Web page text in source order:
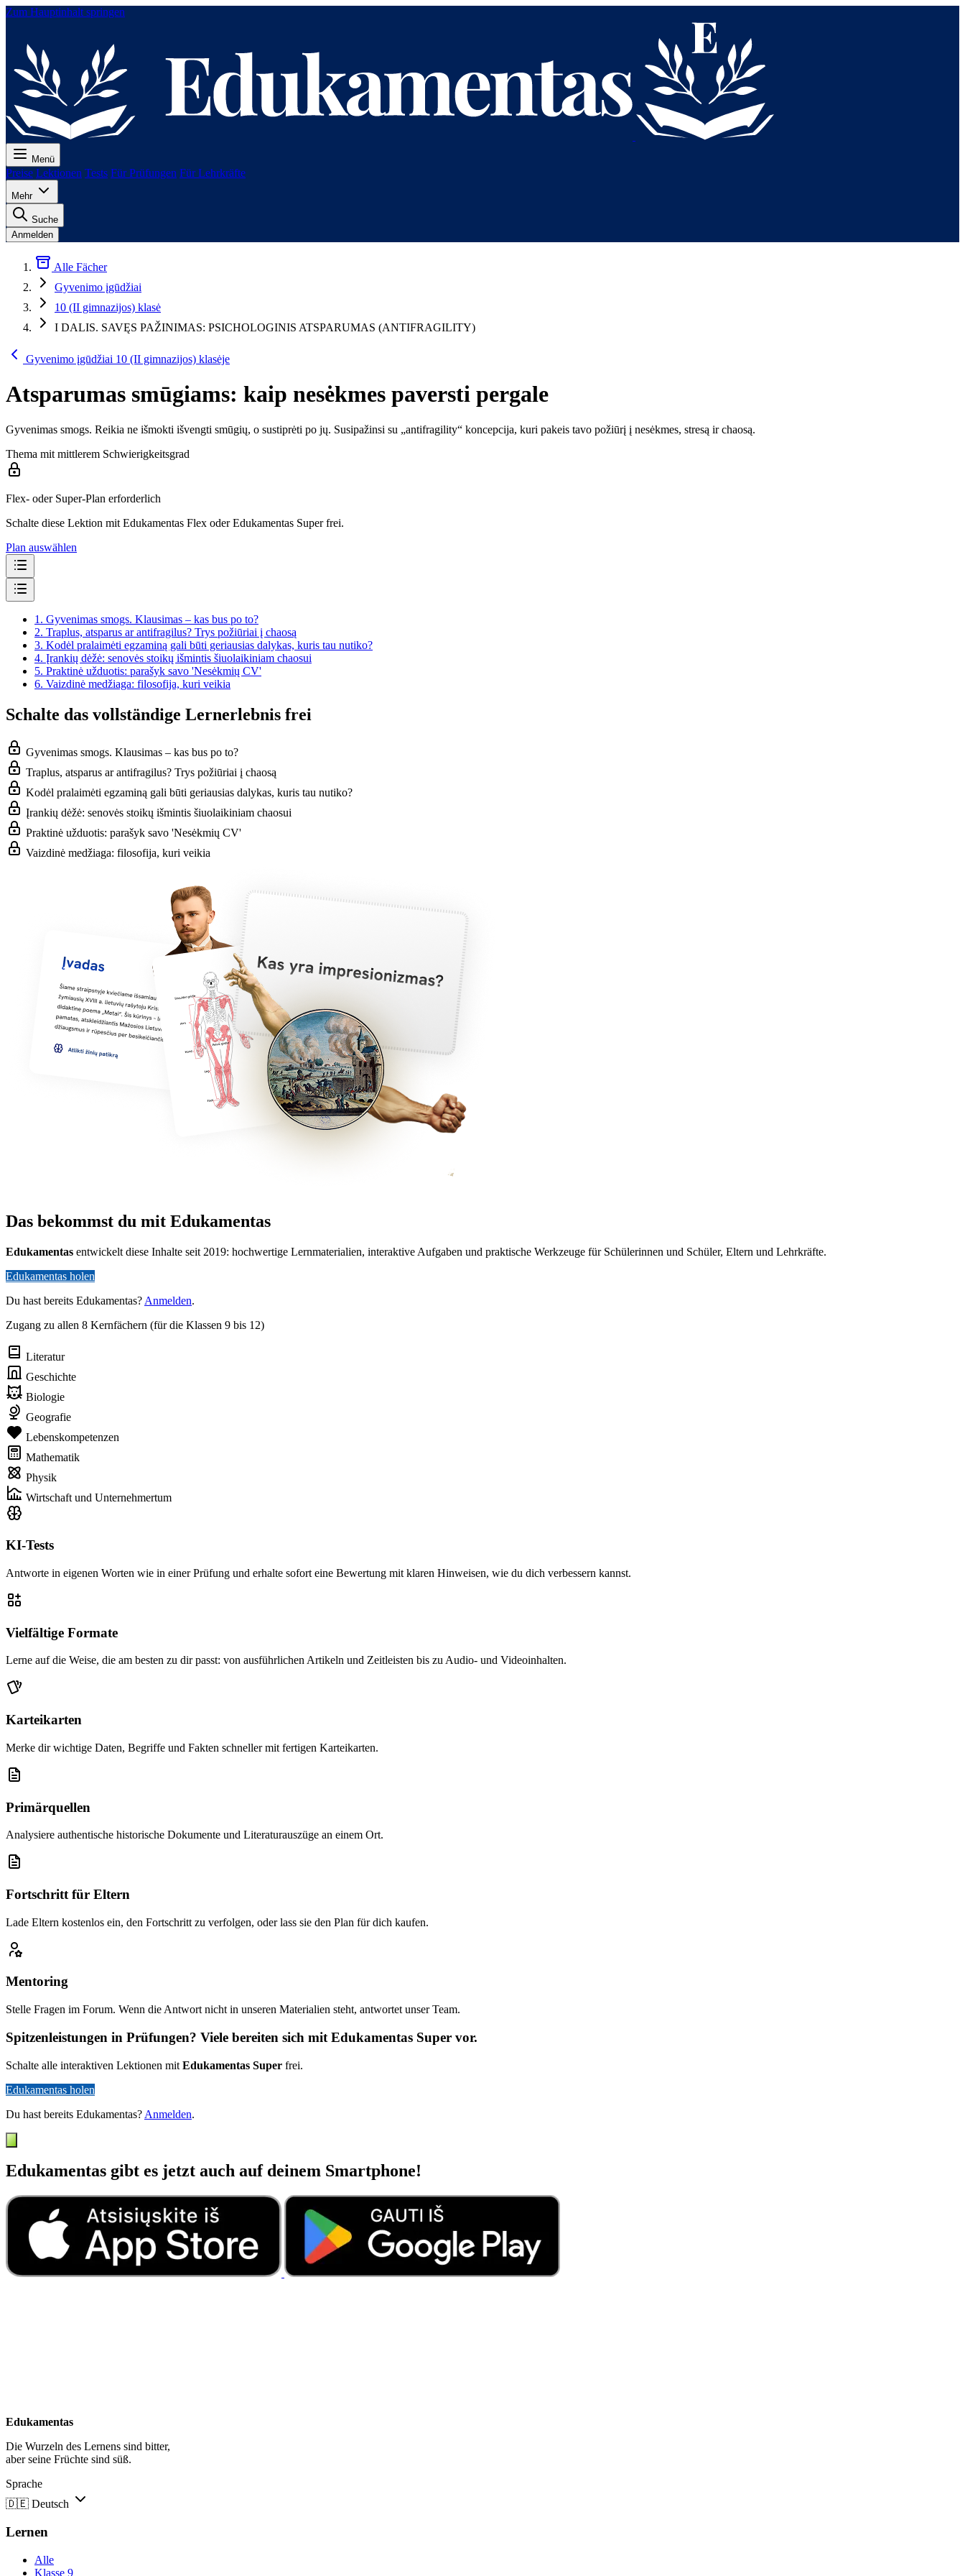
Zum Hauptinhalt springen
Menü
Preise Lektionen Tests Für Prüfungen Für Lehrkräfte
Mehr
Suche
Anmelden
Alle Fächer
Gyvenimo įgūdžiai
10 (II gimnazijos) klasė
I DALIS. SAVĘS PAŽINIMAS: PSICHOLOGINIS ATSPARUMAS (ANTIFRAGILITY)
Gyvenimo įgūdžiai 10 (II gimnazijos) klasėje
Atsparumas smūgiams: kaip nesėkmes paversti pergale
Gyvenimas smogs. Reikia ne išmokti išvengti smūgių, o sustiprėti po jų. Susipažinsi su „antifragility“ koncepcija, kuri pakeis tavo požiūrį į nesėkmes, stresą ir chaosą.
Thema mit mittlerem Schwierigkeitsgrad
Flex- oder Super-Plan erforderlich
Schalte diese Lektion mit Edukamentas Flex oder Edukamentas Super frei.
Plan auswählen
1. Gyvenimas smogs. Klausimas – kas bus po to?
2. Traplus, atsparus ar antifragilus? Trys požiūriai į chaosą
3. Kodėl pralaimėti egzaminą gali būti geriausias dalykas, kuris tau nutiko?
4. Įrankių dėžė: senovės stoikų išmintis šiuolaikiniam chaosui
5. Praktinė užduotis: parašyk savo 'Nesėkmių CV'
6. Vaizdinė medžiaga: filosofija, kuri veikia
Schalte das vollständige Lernerlebnis frei
Gyvenimas smogs. Klausimas – kas bus po to?
Traplus, atsparus ar antifragilus? Trys požiūriai į chaosą
Kodėl pralaimėti egzaminą gali būti geriausias dalykas, kuris tau nutiko?
Įrankių dėžė: senovės stoikų išmintis šiuolaikiniam chaosui
Praktinė užduotis: parašyk savo 'Nesėkmių CV'
Vaizdinė medžiaga: filosofija, kuri veikia
Das bekommst du mit Edukamentas
Edukamentas entwickelt diese Inhalte seit 2019: hochwertige Lernmaterialien, interaktive Aufgaben und praktische Werkzeuge für Schülerinnen und Schüler, Eltern und Lehrkräfte.
Edukamentas holen
Du hast bereits Edukamentas? Anmelden.
Zugang zu allen 8 Kernfächern (für die Klassen 9 bis 12)
Literatur
Geschichte
Biologie
Geografie
Lebenskompetenzen
Mathematik
Physik
Wirtschaft und Unternehmertum
KI-Tests
Antworte in eigenen Worten wie in einer Prüfung und erhalte sofort eine Bewertung mit klaren Hinweisen, wie du dich verbessern kannst.
Vielfältige Formate
Lerne auf die Weise, die am besten zu dir passt: von ausführlichen Artikeln und Zeitleisten bis zu Audio- und Videoinhalten.
Karteikarten
Merke dir wichtige Daten, Begriffe und Fakten schneller mit fertigen Karteikarten.
Primärquellen
Analysiere authentische historische Dokumente und Literaturauszüge an einem Ort.
Fortschritt für Eltern
Lade Eltern kostenlos ein, den Fortschritt zu verfolgen, oder lass sie den Plan für dich kaufen.
Mentoring
Stelle Fragen im Forum. Wenn die Antwort nicht in unseren Materialien steht, antwortet unser Team.
Spitzenleistungen in Prüfungen? Viele bereiten sich mit Edukamentas Super vor.
Schalte alle interaktiven Lektionen mit Edukamentas Super frei.
Edukamentas holen
Du hast bereits Edukamentas? Anmelden.
Edukamentas gibt es jetzt auch auf deinem Smartphone!
Edukamentas
Die Wurzeln des Lernens sind bitter,
aber seine Früchte sind süß.
Sprache
🇩🇪 Deutsch
Lernen
Alle
Klasse 9